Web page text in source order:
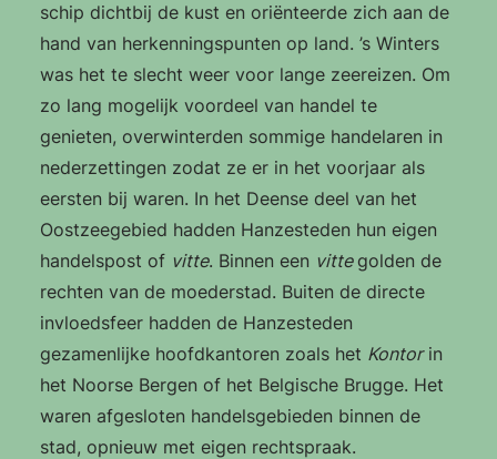
schip dichtbij de kust en oriënteerde zich aan de
hand van herkenningspunten op land. ’s Winters
was het te slecht weer voor lange zeereizen. Om
zo lang mogelijk voordeel van handel te
genieten, overwinterden sommige handelaren in
nederzettingen zodat ze er in het voorjaar als
eersten bij waren. In het Deense deel van het
Oostzeegebied hadden Hanzesteden hun eigen
handelspost of vitte. Binnen een vittegolden de
rechten van de moederstad. Buiten de directe
invloedsfeer hadden de Hanzesteden
gezamenlijke hoofdkantoren zoals het Kontorin
het Noorse Bergen of het Belgische Brugge. Het
waren afgesloten handelsgebieden binnen de
stad, opnieuw met eigen rechtspraak.